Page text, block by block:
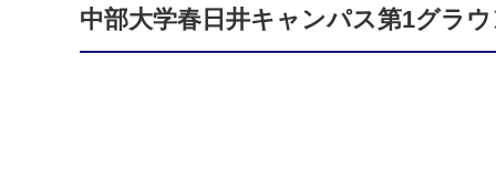
中部大学春日井キャンパス第1グラ